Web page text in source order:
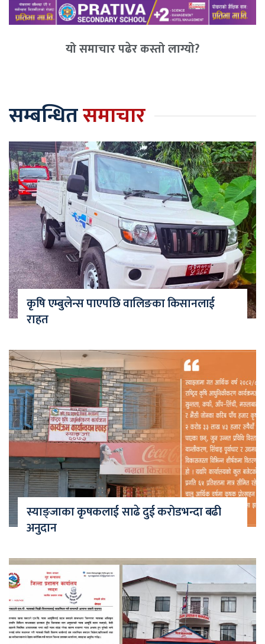
यो समाचार पढेर कस्तो लाग्यो?
सम्बन्धितसमाचार
कृषि एम्बुलेन्स पाएपछि वालिङका किसानलाई
राहत
स्याङ्जाका कृषकलाई साढे दुई करोडभन्दा बढी
अनुदान